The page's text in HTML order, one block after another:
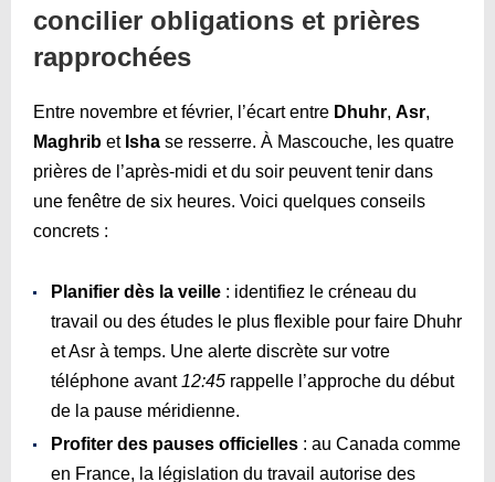
concilier obligations et prières
rapprochées
Entre novembre et février, l’écart entre Dhuhr, Asr,
Maghrib et Isha se resserre. À Mascouche, les quatre
prières de l’après-midi et du soir peuvent tenir dans
une fenêtre de six heures. Voici quelques conseils
concrets :
Planifier dès la veille : identifiez le créneau du
travail ou des études le plus flexible pour faire Dhuhr
et Asr à temps. Une alerte discrète sur votre
téléphone avant 12:45 rappelle l’approche du début
de la pause méridienne.
Profiter des pauses officielles : au Canada comme
en France, la législation du travail autorise des